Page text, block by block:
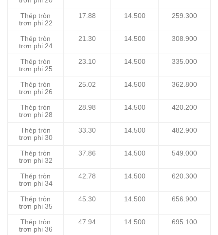
Thép tròn
trơn phi 22
17.88 14.500 259.300
Thép tròn
trơn phi 24
21.30 14.500 308.900
Thép tròn
trơn phi 25
23.10 14.500 335.000
Thép tròn
trơn phi 26
25.02 14.500 362.800
Thép tròn
trơn phi 28
28.98 14.500 420.200
Thép tròn
trơn phi 30
33.30 14.500 482.900
Thép tròn
trơn phi 32
37.86 14.500 549.000
Thép tròn
trơn phi 34
42.78 14.500 620.300
Thép tròn
trơn phi 35
45.30 14.500 656.900
Thép tròn
trơn phi 36
47.94 14.500 695.100